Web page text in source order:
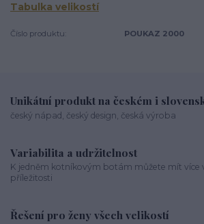
Tabulka velikostí
Číslo produktu: POUKAZ 2000
Unikátní produkt na českém i
český nápad, český design, česká výroba
Variabilita a udržitelnost
K jedněm kotníkovým botám můžete mít více
příležitosti
Řešení pro ženy všech velikostí